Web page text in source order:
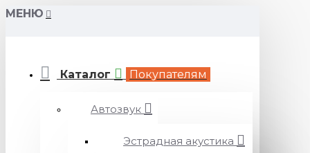
МЕНЮ
Каталог Покупателям
Автозвук
Эстрадная акустика